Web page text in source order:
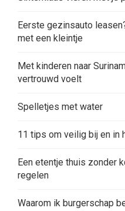
Eerste gezinsauto
met een kleintje
Met kinderen naar
vertrouwd voelt
Spelletjes met water
11 tips om veilig bij en in
Een etentje thuis zonder
regelen
Waarom ik burgerschap